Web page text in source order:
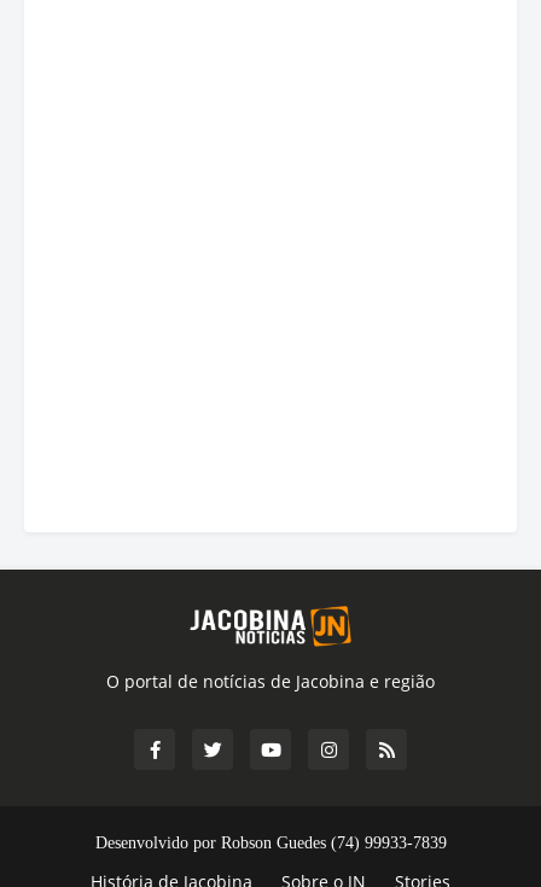
O portal de notícias de Jacobina e região
Desenvolvido por Robson Guedes (74) 99933-7839
História de Jacobina Sobre o JN Stories